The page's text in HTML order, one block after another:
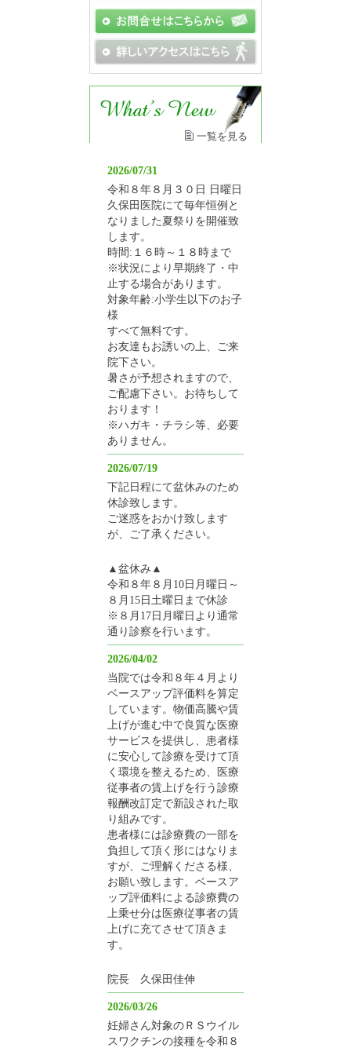
一覧を見る
2026/07/31
令和８年８月３０日 日曜日
久保田医院にて毎年恒例と
なりました夏祭りを開催致
します。
時間:１６時～１８時まで
※状況により早期終了・中
止する場合があります。
対象年齢:小学生以下のお子
様
すべて無料です。
お友達もお誘いの上、ご来
院下さい。
暑さが予想されますので、
ご配慮下さい。お待ちして
おります！
※ハガキ・チラシ等、必要
ありません。
2026/07/19
下記日程にて盆休みのため
休診致します。
ご迷惑をおかけ致します
が、ご了承ください。
▲盆休み▲
令和８年８月10日月曜日～
８月15日土曜日まで休診
※８月17日月曜日より通常
通り診察を行います。
2026/04/02
当院では令和８年４月より
ベースアップ評価料を算定
しています。物価高騰や賃
上げが進む中で良質な医療
サービスを提供し、患者様
に安心して診療を受けて頂
く環境を整えるため、医療
従事者の賃上げを行う診療
報酬改訂定で新設された取
り組みです。
患者様には診療費の一部を
負担して頂く形にはなりま
すが、ご理解くださる様、
お願い致します。ベースア
ップ評価料による診療費の
上乗せ分は医療従事者の賃
上げに充てさせて頂きま
す。
院長 久保田佳伸
2026/03/26
妊婦さん対象のＲＳウイル
スワクチンの接種を令和８